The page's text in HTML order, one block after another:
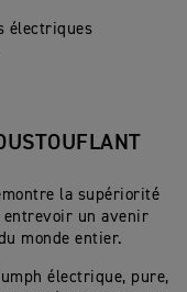
électriques
la supériorité
entrevoir un avenir
monde entier.
électrique, pure,